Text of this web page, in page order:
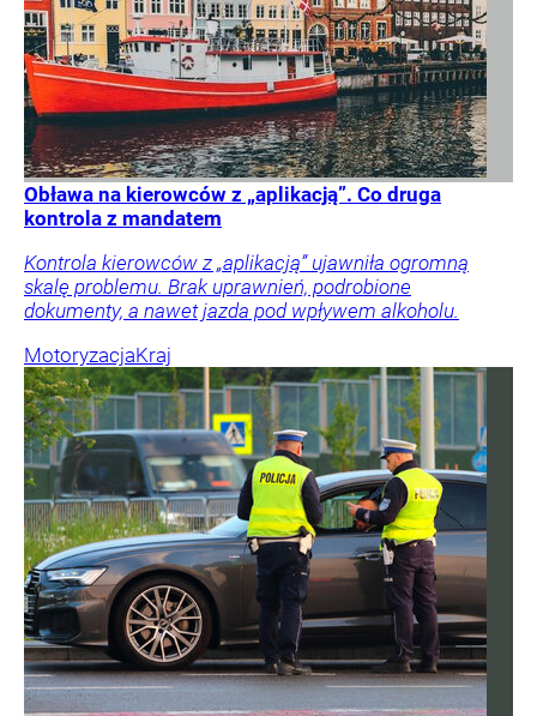
Obława na kierowców z „aplikacją”. Co druga
kontrola z mandatem
Kontrola kierowców z „aplikacją” ujawniła ogromną
skalę problemu. Brak uprawnień, podrobione
dokumenty, a nawet jazda pod wpływem alkoholu.
MotoryzacjaKraj